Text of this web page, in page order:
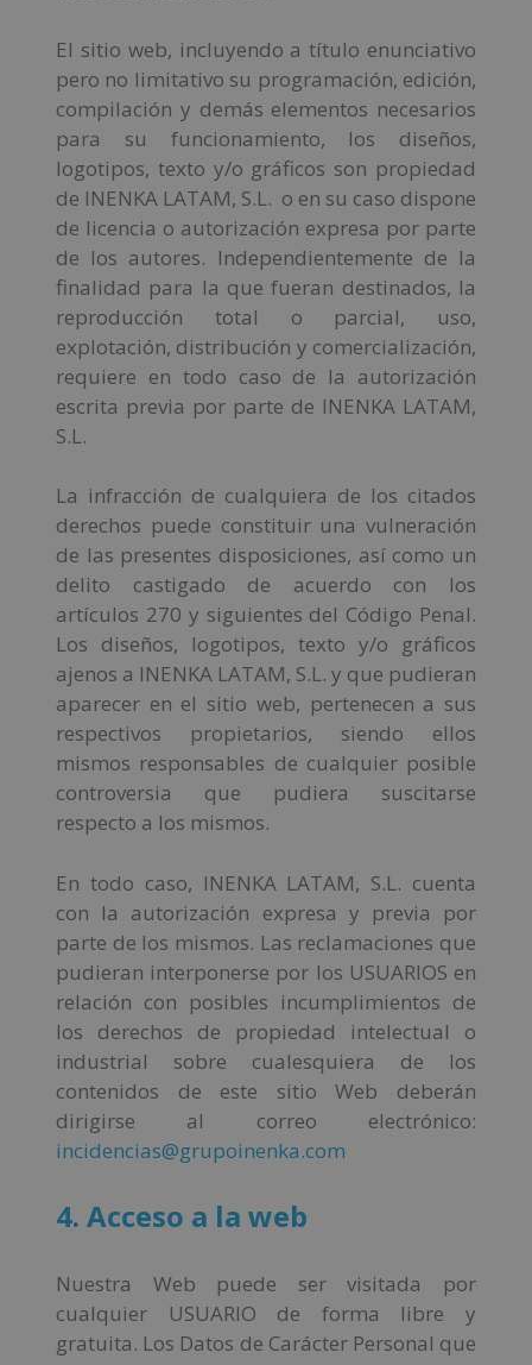
El sitio web, incluyendo a título enunciativo
pero no limitativo su programación, edición,
compilación y demás elementos necesarios
para su funcionamiento, los diseños,
logotipos, texto y/o gráficos son propiedad
de INENKA LATAM, S.L. o en su caso dispone
de licencia o autorización expresa por parte
de los autores. Independientemente de la
finalidad para la que fueran destinados, la
reproducción total o parcial, uso,
explotación, distribución y comercialización,
requiere en todo caso de la autorización
escrita previa por parte de INENKA LATAM,
S.L.
La infracción de cualquiera de los citados
derechos puede constituir una vulneración
de las presentes disposiciones, así como un
delito castigado de acuerdo con los
artículos 270 y siguientes del Código Penal.
Los diseños, logotipos, texto y/o gráficos
ajenos a INENKA LATAM, S.L. y que pudieran
aparecer en el sitio web, pertenecen a sus
respectivos propietarios, siendo ellos
mismos responsables de cualquier posible
controversia que pudiera suscitarse
respecto a los mismos.
En todo caso, INENKA LATAM, S.L. cuenta
con la autorización expresa y previa por
parte de los mismos. Las reclamaciones que
pudieran interponerse por los USUARIOS en
relación con posibles incumplimientos de
los derechos de propiedad intelectual o
industrial sobre cualesquiera de los
contenidos de este sitio Web deberán
dirigirse al correo electrónico:
incidencias@grupoinenka.com
4. Acceso a la web
Nuestra Web puede ser visitada por
cualquier USUARIO de forma libre y
gratuita. Los Datos de Carácter Personal que